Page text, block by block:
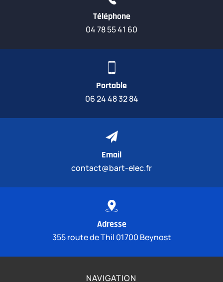
Téléphone
04 78 55 41 60
Portable
06 24 48 32 84
Email
contact@bart-elec.fr
Adresse
355 route de Thil 01700 Beynost
NAVIGATION